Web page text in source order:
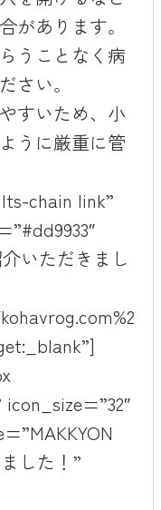
があります。
うことなく病
さい。
すいため、小
うに厳重に管
chain link”
いただきまし
した！”